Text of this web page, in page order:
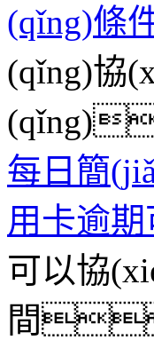
(qǐng)
(qǐng)協
每日簡
用卡逾
可以協
間